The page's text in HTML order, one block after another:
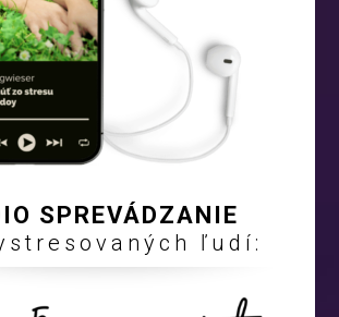
SPREVÁDZANIE
ľudí: